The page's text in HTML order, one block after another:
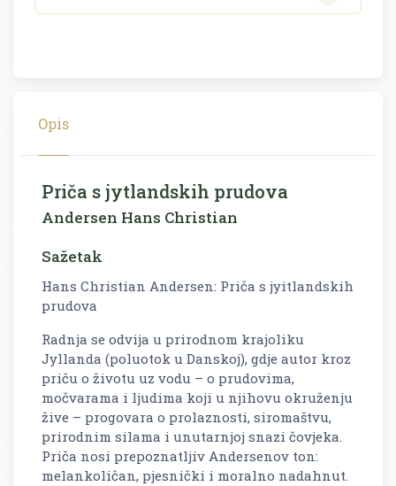
Opis
Priča s jytlandskih prudova
Andersen Hans Christian
Sažetak
Hans Christian Andersen: Priča s jyitlandskih
prudova
Radnja se odvija u prirodnom krajoliku
Jyllanda (poluotok u Danskoj), gdje autor kroz
priču o životu uz vodu – o prudovima,
močvarama i ljudima koji u njihovu okruženju
žive – progovara o prolaznosti, siromaštvu,
prirodnim silama i unutarnjoj snazi čovjeka.
Priča nosi prepoznatljiv Andersenov ton:
melankoličan, pjesnički i moralno nadahnut.